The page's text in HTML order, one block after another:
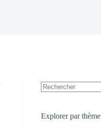
Explorer par thème